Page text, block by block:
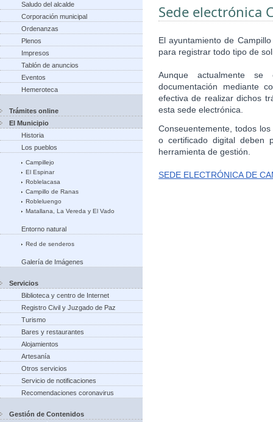
Saludo del alcalde
Corporación municipal
Ordenanzas
Plenos
Impresos
Tablón de anuncios
Eventos
Hemeroteca
Trámites online
El Municipio
Historia
Los pueblos
Campillejo
El Espinar
Roblelacasa
Campillo de Ranas
Robleluengo
Matallana, La Vereda y El Vado
Entorno natural
Red de senderos
Galería de Imágenes
Servicios
Biblioteca y centro de Internet
Registro Civil y Juzgado de Paz
Turismo
Bares y restaurantes
Alojamientos
Artesanía
Otros servicios
Servicio de notificaciones
Recomendaciones coronavirus
Gestión de Contenidos
Sede electrónica
El ayuntamiento de
para registrar todo tipo de
Aunque actualmente
documentación mediante
efectiva de realizar dichos
esta sede electrónica.
Conseuentemente, todos
o certificado digital deben
herramienta de gestión.
SEDE ELECTRÓNICA DE